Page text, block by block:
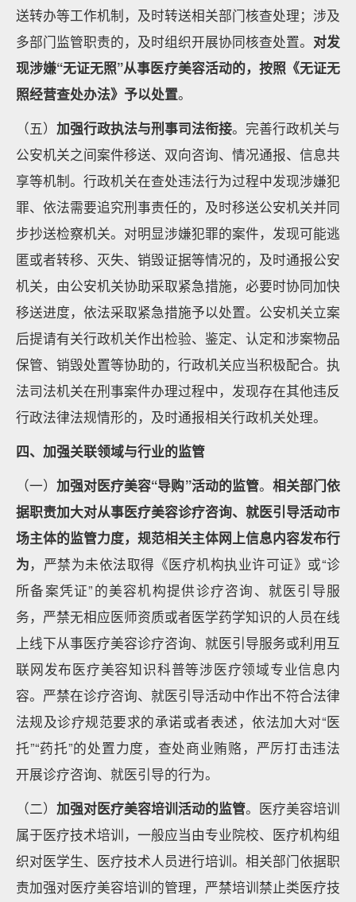
送转办等工作机制，及时转送相关部门核查处理；涉及
多部门监管职责的，及时组织开展协同核查处置。 对发
现涉嫌“无证无照”从事医疗美容活动的，按照《无证无
照经营查处办法》予以处置。
（五） 加强行政执法与刑事司法衔接。完善行政机关与
公安机关之间案件移送、双向咨询、情况通报、信息共
享等机制。行政机关在查处违法行为过程中发现涉嫌犯
罪、依法需要追究刑事责任的，及时移送公安机关并同
步抄送检察机关。对明显涉嫌犯罪的案件，发现可能逃
匿或者转移、灭失、销毁证据等情况的，及时通报公安
机关，由公安机关协助采取紧急措施，必要时协同加快
移送进度，依法采取紧急措施予以处置。公安机关立案
后提请有关行政机关作出检验、鉴定、认定和涉案物品
保管、销毁处置等协助的，行政机关应当积极配合。执
法司法机关在刑事案件办理过程中，发现存在其他违反
行政法律法规情形的，及时通报相关行政机关处理。
四、加强关联领域与行业的监管
（一） 加强对医疗美容“导购”活动的监管。 相关部门依
据职责加大对从事医疗美容诊疗咨询、就医引导活动市
场主体的监管力度，规范相关主体网上信息内容发布行
为，严禁为未依法取得《医疗机构执业许可证》或“诊
所备案凭证”的美容机构提供诊疗咨询、就医引导服
务，严禁无相应医师资质或者医学药学知识的人员在线
上线下从事医疗美容诊疗咨询、就医引导服务或利用互
联网发布医疗美容知识科普等涉医疗领域专业信息内
容。严禁在诊疗咨询、就医引导活动中作出不符合法律
法规及诊疗规范要求的承诺或者表述，依法加大对“医
托”“药托”的处置力度，查处商业贿赂，严厉打击违法
开展诊疗咨询、就医引导的行为。
（二） 加强对医疗美容培训活动的监管。医疗美容培训
属于医疗技术培训，一般应当由专业院校、医疗机构组
织对医学生、医疗技术人员进行培训。相关部门依据职
责加强对医疗美容培训的管理，严禁培训禁止类医疗技